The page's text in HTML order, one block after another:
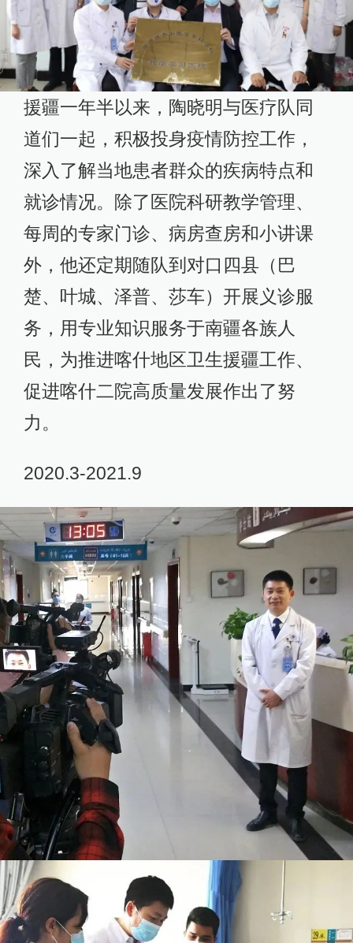
援疆一年半以来，陶晓明与医疗队同
道们一起，积极投身疫情防控工作，
深入了解当地患者群众的疾病特点和
就诊情况。除了医院科研教学管理、
每周的专家门诊、病房查房和小讲课
外，他还定期随队到对口四县（巴
楚、叶城、泽普、莎车）开展义诊服
务，用专业知识服务于南疆各族人
民，为推进喀什地区卫生援疆工作、
促进喀什二院高质量发展作出了努
力。
2020.3-2021.9